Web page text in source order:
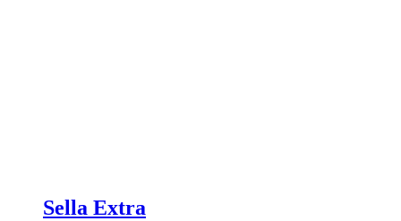
Sella Extra